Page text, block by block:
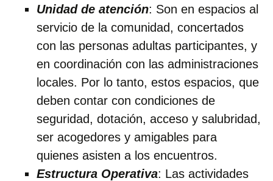
Unidad de atención: Son en espacios al
servicio de la comunidad, concertados
con las personas adultas participantes, y
en coordinación con las administraciones
locales. Por lo tanto, estos espacios, que
deben contar con condiciones de
seguridad, dotación, acceso y salubridad,
ser acogedores y amigables para
quienes asisten a los encuentros.
Estructura Operativa: Las actividades